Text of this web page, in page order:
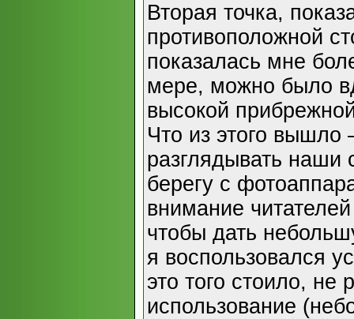
Вторая точка,
противоположной
показалась мне
мере, можно было
высокой
Что из этого вышло
разглядывать
берегу с
внимание
чтобы дать
я воспользовался
это того стоило, не
использование